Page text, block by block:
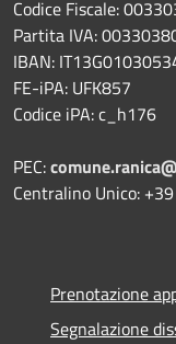
Codice Fiscale:
Partita IVA:
IBAN:
FE-iPA: UFK857
Codice iPA: c_h176
PEC:
Centralino Unico:
Prenotazione
Segnalazione